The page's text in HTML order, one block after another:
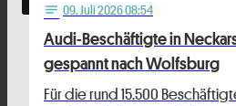
notes 09. Juli 2026 08:54
Audi-Beschäftigte in
gespannt nach Wolfsburg
Für die rund 15.500